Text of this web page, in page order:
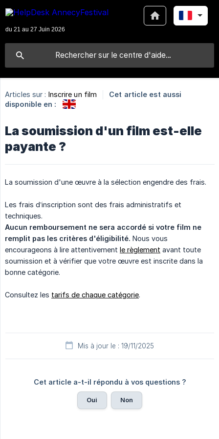
Articles sur : Inscrire un film
Cet article est aussi
disponible en :
La soumission d'un film est-elle
payante ?
La soumission d'une œuvre à la sélection engendre des frais.
Les frais d’inscription sont des frais administratifs et
techniques.
Aucun remboursement ne sera accordé si votre film ne
remplit pas les critères d'éligibilité. Nous vous
encourageons à lire attentivement le règlement avant toute
soumission et à vérifier que votre œuvre est inscrite dans la
bonne catégorie.
Consultez les tarifs de chaque catégorie.
Mis à jour le : 19/11/2025
Cet article a-t-il répondu à vos questions ?
Oui Non